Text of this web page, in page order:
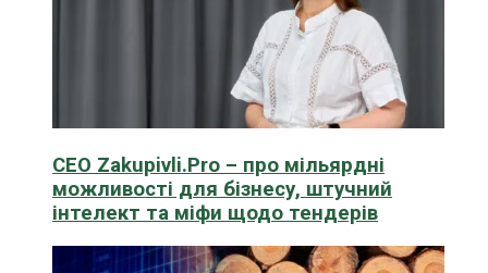
CEO Zakupivli.Pro – про мільярдні
можливості для бізнесу, штучний
інтелект та міфи щодо тендерів